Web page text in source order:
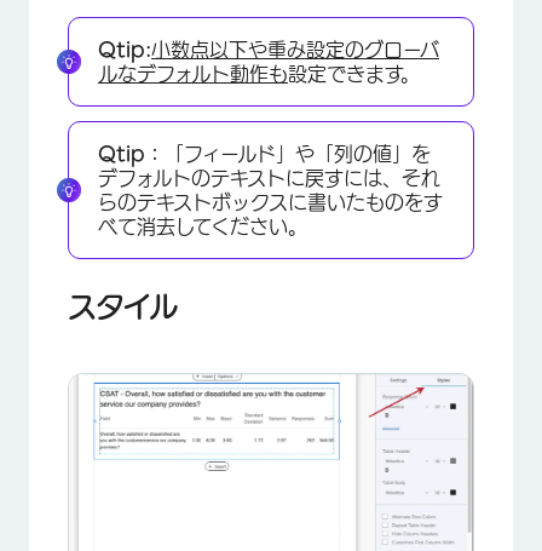
Qtip:小数点以下や重み設定のグローバ
ルなデフォルト動作も設定できます。
Qtip：
「フィールド」や「列の値」を
デフォルトのテキストに戻すには、それ
らのテキストボックスに書いたものをす
べて消去してください。
スタイル